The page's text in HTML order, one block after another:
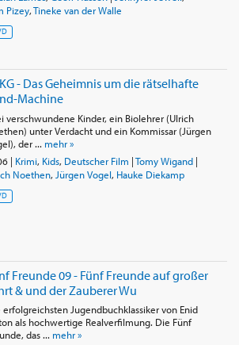
Pizey,Tineke van der Walle
- Das Geheimnis um die rätselhafte
Machine
verschwundene Kinder, ein Biolehrer (Ulrich
unter Verdacht und ein Kommissar (Jürgen
der ... mehr »
| Krimi, Kids, Deutscher Film |Tomy Wigand|
Noethen, Jürgen Vogel, Hauke Diekamp
Freunde 09 - Fünf Freunde auf großer
& und der Zauberer Wu
erfolgreichsten Jugendbuchklassiker von Enid
als hochwertige Realverfilmung. Die Fünf
das ... mehr »